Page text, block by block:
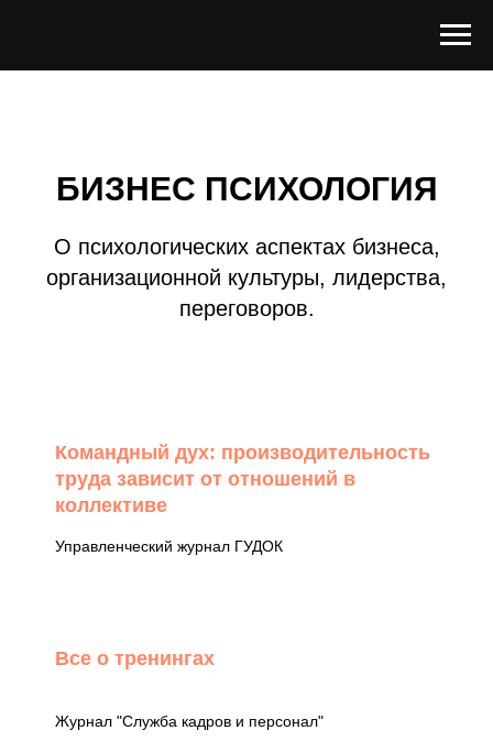
БИЗНЕС ПСИХОЛОГИЯ
О психологических аспектах бизнеса,
организационной культуры, лидерства,
переговоров.
Командный дух: производительность
труда зависит от отношений в
коллективе
Управленческий журнал ГУДОК
Все о тренингах
Журнал "Служба кадров и персонал"